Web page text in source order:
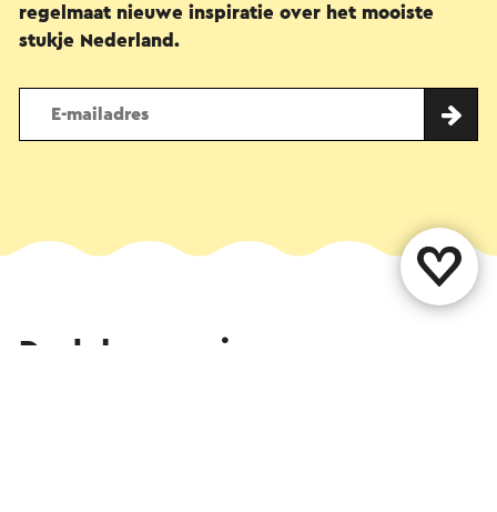
regelmaat nieuwe inspiratie over het mooiste
stukje Nederland.
Deel deze pagina